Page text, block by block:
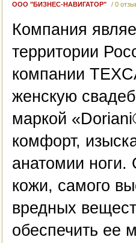
ООО "БИЗНЕС-НАВИГАТОР" / 0
Компания
территории
компании
женскую
маркой
комфорт,
анатомии ноги.
кожи, самого
вредных
обеспечить ее